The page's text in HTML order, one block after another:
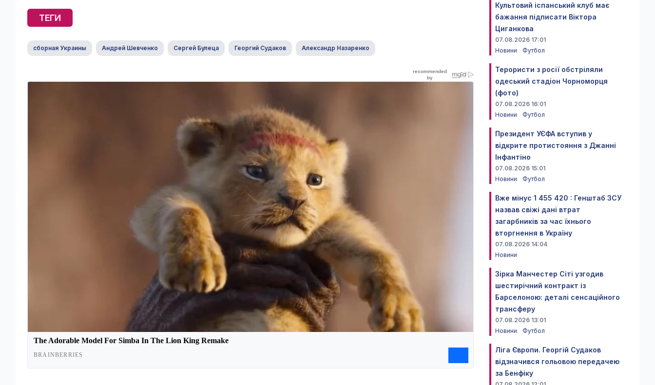
ТЕГИ
сборная Украины Андрей Шевченко Сергей Булеца Георгий Судаков Александр Назаренко
Культовий іспанський клуб має
бажання підписати Віктора
Циганкова
07.08.2026 17:01
Новини
Футбол
Терористи з росії обстріляли
одеський стадіон Чорноморця
(фото)
07.08.2026 16:01
Новини
Футбол
Президент УЄФА вступив у
відкрите протистояння з Джанні
Інфантіно
07.08.2026 15:01
Новини
Футбол
Вже мінус 1 455 420 : Генштаб ЗСУ
назвав свіжі дані втрат
загарбників за час їхнього
вторгнення в Україну
07.08.2026 14:04
Новини
Зірка Манчестер Сіті узгодив
шестирічний контракт із
Барселоною: деталі сенсаційного
трансферу
07.08.2026 13:01
Новини
Футбол
Ліга Європи. Георгій Судаков
відзначився гольовою передачею
за Бенфіку